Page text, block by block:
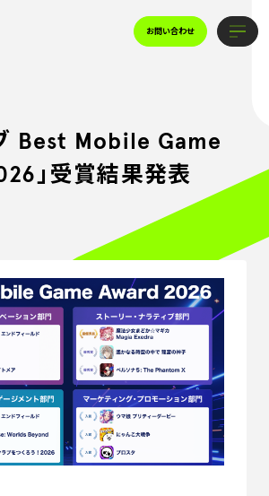
お問い合わせ
Best Mobile Game
」受賞結果発表